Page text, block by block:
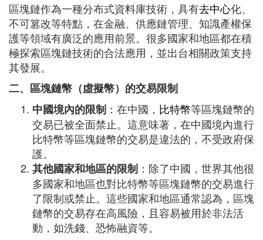
區塊鏈作為一種分布式資料庫技術，具有去中心化、
不可篡改等特點，在金融、供應鏈管理、知識產權保
護等領域有廣泛的應用前景。很多國家和地區都在積
極探索區塊鏈技術的合法應用，並出台相關政策支持
其發展。
二、區塊鏈幣（虛擬幣）的交易限制
中國境內的限制 ：在中國， 比特幣等區塊鏈幣的
交易已被全面禁止。這意味著，在中國境內進行
比特幣等區塊鏈幣的交易是違法的，不受政府保
護。
其他國家和地區的限制 ：除了中國，世界其他很
多國家和地區也對比特幣等區塊鏈幣的交易進行
了限制或禁止。這些國家和地區通常認為，區塊
鏈幣的交易存在高風險，且容易被用於非法活
動，如洗錢、恐怖融資等。